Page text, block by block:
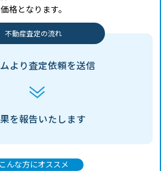
価格となります。
不動産査定の流れ
より査定依頼を送信
を報告いたします
こんな方にオススメ